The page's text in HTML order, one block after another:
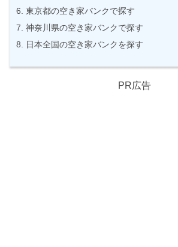
東京都の空き家バンクで探す
神奈川県の空き家バンクで探す
日本全国の空き家バンクを探す
PR広告